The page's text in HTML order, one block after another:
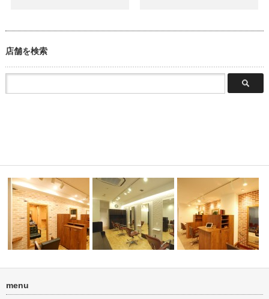
店舗を検索
menu